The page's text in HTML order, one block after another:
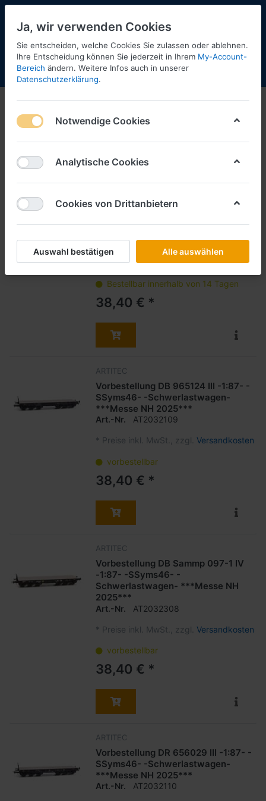
Menü Anmelden Shopaktualisierung
Eisenbahn
1-12 von 47
Filtern Sortieren
ARTITEC
Art.-Nr. AT2032309
* Preise inkl. MwSt., zzgl.Versandkosten
Bestellbar innerhalb von 14 Tagen
38,40 € *
ARTITEC
Vorbestellung DB 965124 III -1:87- -
SSyms46- -Schwerlastwagen-
***Messe NH 2025***
Art.-Nr. AT2032109
* Preise inkl. MwSt., zzgl. Versandkosten
vorbestellbar
38,40 € *
ARTITEC
Vorbestellung DB Sammp 097-1 IV
-1:87- -SSyms46- -
Schwerlastwagen- ***Messe NH
2025***
Art.-Nr. AT2032308
* Preise inkl. MwSt., zzgl. Versandkosten
vorbestellbar
38,40 € *
ARTITEC
Vorbestellung DR 656029 III -1:87- -
SSyms46- -Schwerlastwagen-
***Messe NH 2025***
Art.-Nr. AT2032110
Ja, wir verwenden Cookies
Sie entscheiden, welche Cookies Sie zulassen oder ablehnen.
Ihre Entscheidung können Sie jederzeit in Ihrem My-Account-
Bereich ändern. Weitere Infos auch in unserer
Datenschutzerklärung.
Notwendige Cookies
Analytische Cookies
Cookies von Drittanbietern
Auswahl bestätigen Alle auswählen